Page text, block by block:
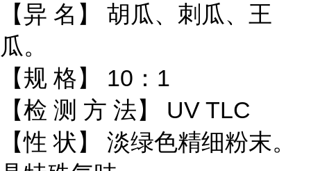
【异 名】 胡瓜、刺瓜、王
瓜。
【规 格】 10：1
【检 测 方 法】 UV TLC
【性 状】 淡绿色精细粉末。